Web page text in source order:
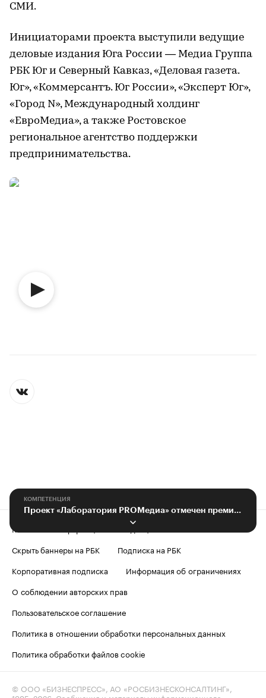
СМИ.
Инициаторами проекта выступили ведущие
деловые издания Юга России — Медиа Группа
РБК Юг и Северный Кавказ, «Деловая газета.
Юг», «Коммерсантъ. Юг России», «Эксперт Юг»,
«Город N», Международный холдинг
«ЕвроМедиа», а также Ростовское
региональное агентство поддержки
предпринимательства.
КОМПЕТЕНЦИЯ
Проект «Лаборатория PROМедиа» отмечен премией «Серебряный лучник» — Юг
Контактная информация
Скрыть баннеры на РБК
Подписка на РБК
Корпоративная подписка
Информация об ограничениях
О соблюдении авторских прав
Пользовательское соглашение
Политика в отношении обработки персональных данных
Политика обработки файлов cookie
© ООО «БИЗНЕСПРЕСС», АО «РОСБИЗНЕСКОНСАЛТИНГ»,